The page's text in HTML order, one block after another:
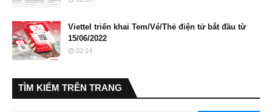
Viettel triển khai Tem/Vé/Thẻ điện tử bắt đầu từ
15/06/2022
02:14
TÌM KIẾM TRÊN TRANG